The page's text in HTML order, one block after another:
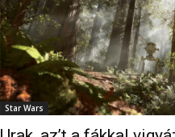
Star Wars